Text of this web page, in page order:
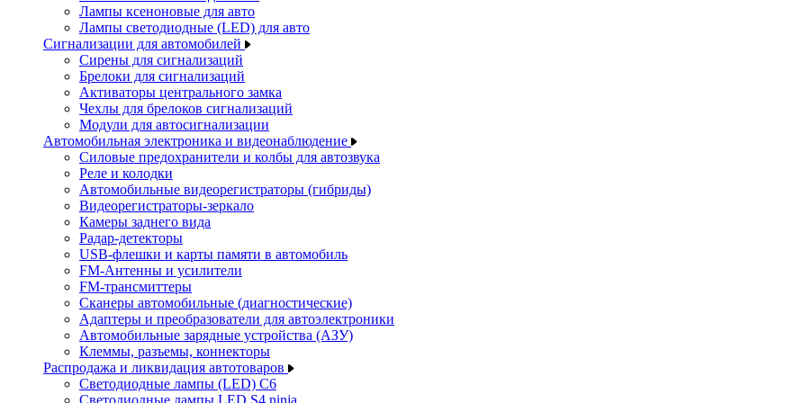
Лампы ксеноновые для авто
Лампы светодиодные (LED) для авто
Сигнализации для автомобилей
Сирены для сигнализаций
Брелоки для сигнализаций
Активаторы центрального замка
Чехлы для брелоков сигнализаций
Модули для автосигнализации
Автомобильная электроника и видеонаблюдение
Силовые предохранители и колбы для автозвука
Реле и колодки
Автомобильные видеорегистраторы (гибриды)
Видеорегистраторы-зеркало
Камеры заднего вида
Радар-детекторы
USB-флешки и карты памяти в автомобиль
FM-Антенны и усилители
FM-трансмиттеры
Сканеры автомобильные (диагностические)
Адаптеры и преобразователи для автоэлектроники
Автомобильные зарядные устройства (АЗУ)
Клеммы, разъемы, коннекторы
Распродажа и ликвидация автотоваров
Светодиодные лампы (LED) C6
Светодиодные лампы LED S4 ninja